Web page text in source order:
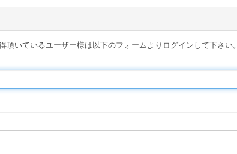
頂いているユーザー様は以下のフォームよりログインして下さい。